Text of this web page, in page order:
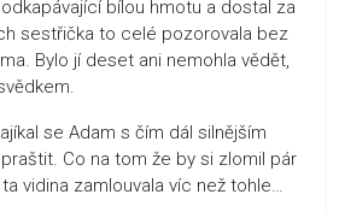
bílou hmotu a dostal za
sestřička to celé pozorovala bez
Bylo jí deset ani nemohla vědět,
se Adam s čím dál silnějším
Co na tom že by si zlomil pár
vidina zamlouvala víc než tohle…